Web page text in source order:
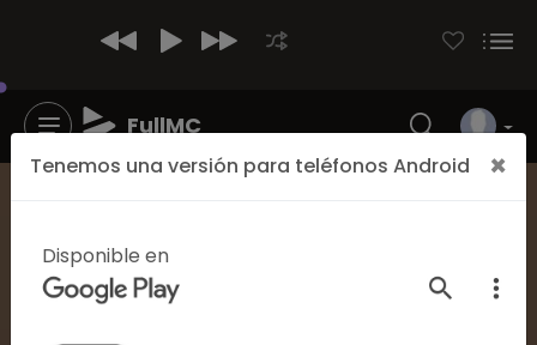
FullMC
Damaris Guerra
Tenemos una versión para teléfonos Android ×
Disponible en